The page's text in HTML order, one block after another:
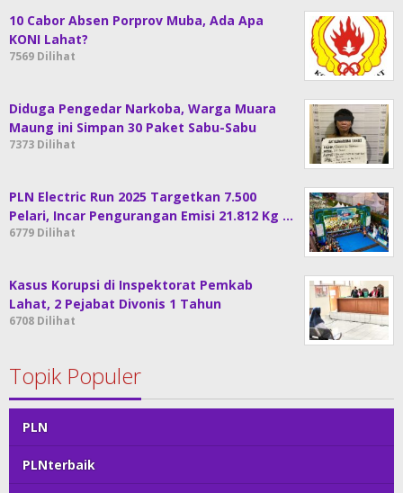
10 Cabor Absen Porprov Muba, Ada Apa
KONI Lahat?
7569 Dilihat
Diduga Pengedar Narkoba, Warga Muara
Maung ini Simpan 30 Paket Sabu-Sabu
7373 Dilihat
PLN Electric Run 2025 Targetkan 7.500
Pelari, Incar Pengurangan Emisi 21.812 Kg …
6779 Dilihat
Kasus Korupsi di Inspektorat Pemkab
Lahat, 2 Pejabat Divonis 1 Tahun
6708 Dilihat
Topik Populer
PLN
PLNterbaik